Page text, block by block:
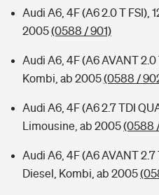
Audi A6, 4F (A6 2.0 T FSI),
2005(0588 / 901)
Audi A6, 4F (A6 AVANT 2.0
Kombi, ab 2005(0588 /
Audi A6, 4F (A6 2.7 TDI
Limousine, ab 2005(0588
Audi A6, 4F (A6 AVANT 2.7
Diesel, Kombi, ab 2005